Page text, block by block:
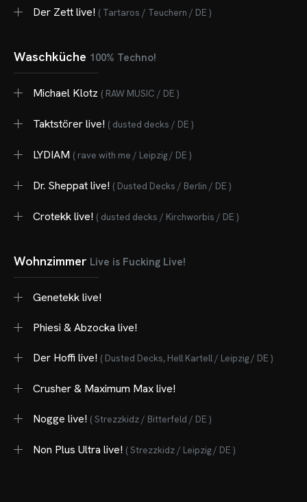
SHOP
Der Zett live! ( Tartaros / Teuchern / DE )
Waschküche 100% Techno!
Michael Klotz ( RAW MUSIC / DE )
Taktstörer live! ( dusted decks / DE )
LYDIAM ( rave with me / Leipzig / DE )
Dr. Sheppat live! ( Dusted Decks / Berlin / DE )
Crotekk live! ( dusted decks / Kirchworbis / DE )
Wohnzimmer Live is Fucking Live!
Genetekk live!
Phiesi & Abzocka live!
Der Hoffi live! ( Dusted Decks, Hell Kartell / Leipzig / DE )
Crusher & Maximum Max live!
Nogge live! ( Strezzkidz / Bitterfeld / DE )
Non Plus Ultra live! ( Strezzkidz / Leipzig / DE )